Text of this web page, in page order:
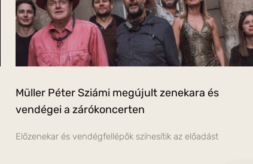
Müller Péter Sziámi megújult zenekara és
vendégei a zárókoncerten
Előzenekar és vendégfellépők színesítik az előadást